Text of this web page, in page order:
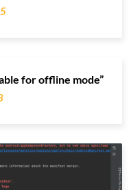
for offline mode”